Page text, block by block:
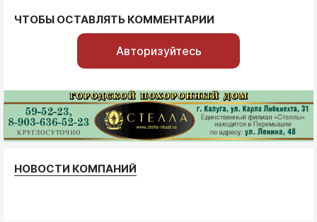
ЧТОБЫ ОСТАВЛЯТЬ КОММЕНТАРИИ
Авторизуйтесь
НОВОСТИ КОМПАНИЙ